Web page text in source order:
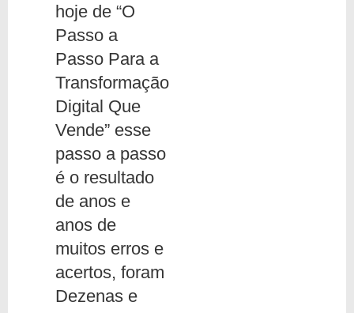
hoje de “O
Passo a
Passo Para a
Transformação
Digital Que
Vende” esse
passo a passo
é o resultado
de anos e
anos de
muitos erros e
acertos, foram
Dezenas e